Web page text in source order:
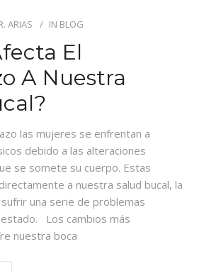
ARIAS IN BLOG
El
A Nuestra
las mujeres se enfrentan a
debido a las alteraciones
se somete su cuerpo. Estas
a nuestra salud bucal, la
una serie de problemas
Los cambios más
nuestra boca